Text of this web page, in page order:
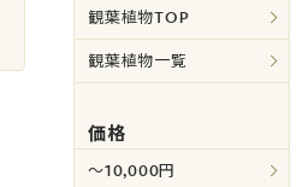
観葉植物TOP
観葉植物一覧
価格
～10,000円